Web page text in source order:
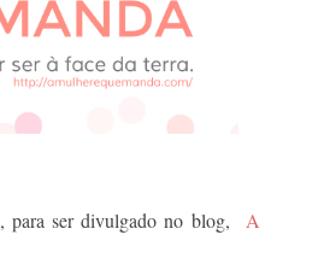
, para ser divulgado no blog, A